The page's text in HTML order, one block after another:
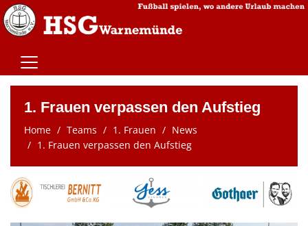
Home
Teams
Spielstätten
Wir über uns
1. Frauen verpassen den Aufstieg
Home Teams 1. Frauen
News
1. Frauen verpassen den Aufstieg